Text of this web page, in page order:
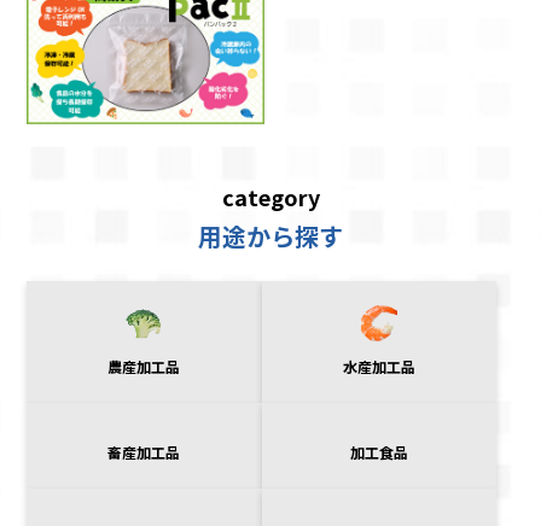
category
用途から探す
農産加工品 水産加工品
畜産加工品 加工食品